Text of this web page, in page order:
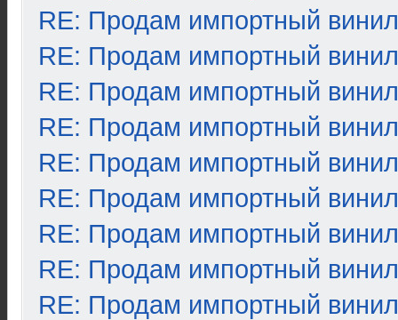
RE: Продам импортный винил
RE: Продам импортный винил
RE: Продам импортный винил
RE: Продам импортный винил
RE: Продам импортный винил
RE: Продам импортный винил
RE: Продам импортный винил
RE: Продам импортный винил
RE: Продам импортный винил